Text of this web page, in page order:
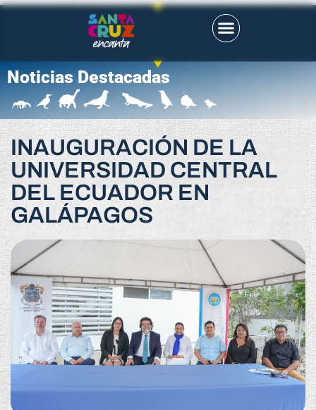
Noticias Destacadas
INAUGURACIÓN DE LA
UNIVERSIDAD CENTRAL
DEL ECUADOR EN
GALÁPAGOS